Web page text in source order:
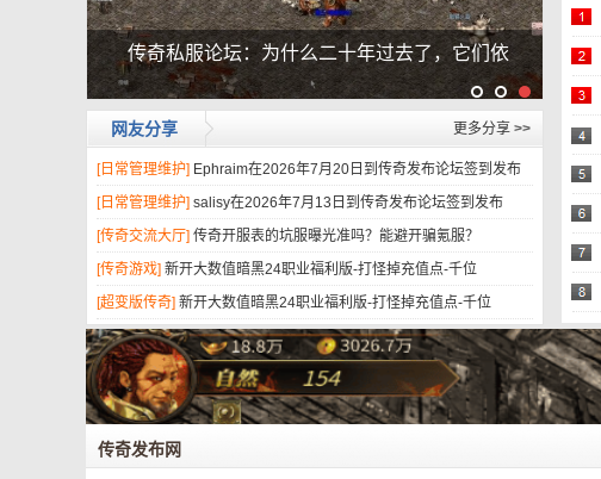
传奇论坛
网友分享 更多分享 >>
[日常管理维护] Ephraim在2026年7月20日到传奇发布论坛签到发布
[日常管理维护] salisy在2026年7月13日到传奇发布论坛签到发布
[传奇交流大厅] 传奇开服表的坑服曝光准吗？能避开骗氪服？
[传奇游戏] 新开大数值暗黑24职业福利版-打怪掉充值点-千位
[超变版传奇] 新开大数值暗黑24职业福利版-打怪掉充值点-千位
传奇发布网